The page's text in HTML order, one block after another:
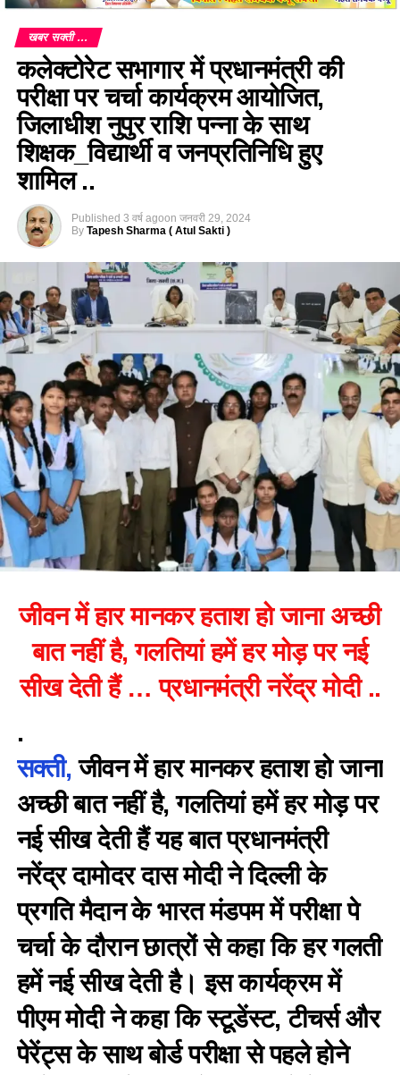
खबर सक्ती ...
कलेक्टोरेट सभागार में प्रधानमंत्री की
परीक्षा पर चर्चा कार्यक्रम आयोजित,
जिलाधीश नुपुर राशि पन्ना के साथ
शिक्षक_विद्यार्थी व जनप्रतिनिधि हुए
शामिल ..
Published 3 वर्ष agoon जनवरी 29, 2024
By Tapesh Sharma ( Atul Sakti )
जीवन में हार मानकर हताश हो जाना अच्छी
बात नहीं है, गलतियां हमें हर मोड़ पर नई
सीख देती हैं … प्रधानमंत्री नरेंद्र मोदी ..
.
सक्ती,जीवन में हार मानकर हताश हो जाना
अच्छी बात नहीं है, गलतियां हमें हर मोड़ पर
नई सीख देती हैं यह बात प्रधानमंत्री
नरेंद्र दामोदर दास मोदी ने दिल्ली के
प्रगति मैदान के भारत मंडपम में परीक्षा पे
चर्चा के दौरान छात्रों से कहा कि हर गलती
हमें नई सीख देती है। इस कार्यक्रम में
पीएम मोदी ने कहा कि स्टूडेंस्ट, टीचर्स और
पेरेंट्स के साथ बोर्ड परीक्षा से पहले होने